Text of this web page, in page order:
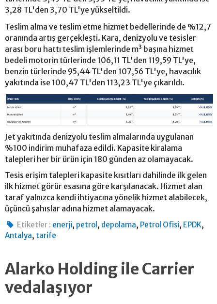
3,28 TL'den 3,70 TL'ye yükseltildi.
Teslim alma ve teslim etme hizmet bedellerinde de %12,7
oranında artış gerçekleşti. Kara, denizyolu ve tesisler
arası boru hattı teslim işlemlerinde m³ başına hizmet
bedeli motorin türlerinde 106,11 TL'den 119,59 TL'ye,
benzin türlerinde 95,44 TL'den 107,56 TL'ye, havacılık
yakıtında ise 100,47 TL'den 113,23 TL'ye çıkarıldı.
Jet yakıtında denizyolu teslim almalarında uygulanan
%100 indirim muhafaza edildi. Kapasite kiralama
talepleri her bir ürün için 180 günden az olamayacak.
Tesis erişim talepleri kapasite kısıtları dahilinde ilk gelen
ilk hizmet görür esasına göre karşılanacak. Hizmet alan
taraf yalnızca kendi ihtiyacına yönelik hizmet alabilecek,
üçüncü şahıslar adına hizmet alamayacak.
Etiketler : enerji, petrol , depolama, Petrol Ofisi, EPDK,
Antalya, tarife
Alarko Holding ile Carrier
vedalaşıyor